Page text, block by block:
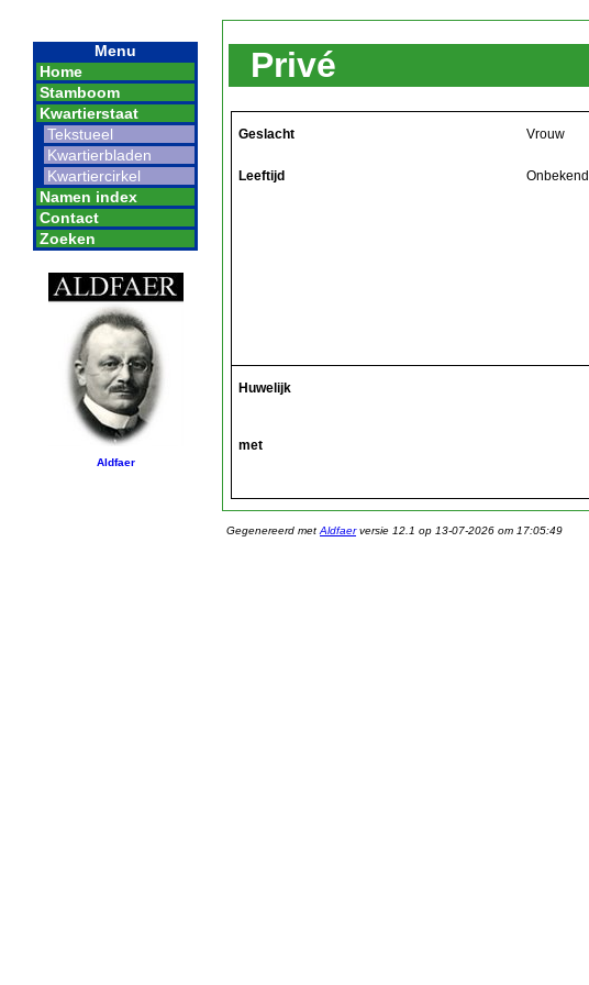
Menu
Home
Stamboom
Kwartierstaat
Tekstueel
Kwartierbladen
Kwartiercirkel
Namen index
Contact
Zoeken
Aldfaer
Privé
Geslacht Vrouw
Leeftijd Onbekend
Huwelijk
met
Gegenereerd met Aldfaerversie 12.1 op 13-07-2026 om 17:05:49